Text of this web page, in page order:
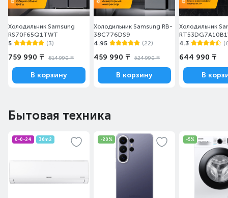
Холодильник Samsung
RS70F65Q1TWT
5
(3)
759 990 ₸ 814 990 ₸
В корзину
Холодильник Samsung RB-
38C776DS9
4.95
(22)
459 990 ₸ 524 990 ₸
В корзину
Холодильник
4.3
644 990 ₸
В
Бытовая техника
0-0-24 36m2 -20% -5%